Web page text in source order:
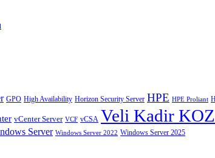
GPO High Availability Horizon Security Server HPE HPE Proliant
vCenter Server VCF vCSA Veli Kadir
Server Windows Server 2022 Windows Server 2025